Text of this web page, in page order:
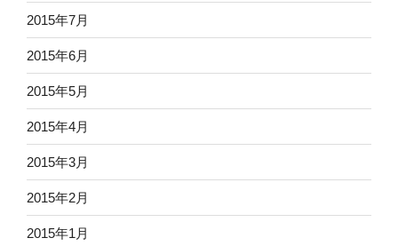
2015年7月
2015年6月
2015年5月
2015年4月
2015年3月
2015年2月
2015年1月